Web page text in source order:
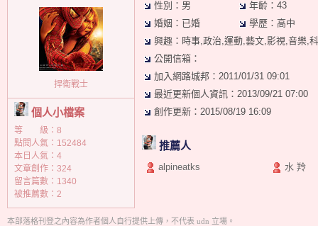
捍衛戰士
個人小檔案
等 級：8
點閱人氣：152484
本日人氣：4
文章創作：324
留言篇數：1340
被推薦數： 2
性別：男
年齡：43
婚姻：已婚
學歷：高中
興趣：時事,政治,運動,藝文,影視,音樂,
公開信箱：
加入網路城邦：2011/01/31 09:01
最近更新個人資訊：2013/09/21 07:00
創作更新：2015/08/19 16:09
推薦人
alpineatks 水 羚
本部落格刊登之內容為作者個人自行提供上傳，不代表 udn 立場。